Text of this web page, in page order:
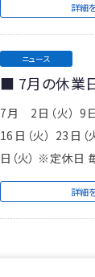
詳細
ニュース
■ 7月の休業
7月 2日（火） 9日
16日（火） 23日（
日（火） ※定休日
詳細